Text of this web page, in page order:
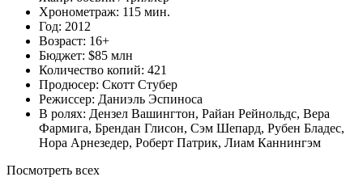
Хронометраж: 115 мин.
Год: 2012
Возраст: 16+
Бюджет: $85 млн
Количество копий: 421
Продюсер: Скотт Стубер
Режиссер: Даниэль Эспиноса
В ролях: Дензел Вашингтон, Райан Рейнольдс, Вера
Фармига, Брендан Глисон, Сэм Шепард, Рубен Бладес,
Нора Арнезедер, Роберт Патрик, Лиам Каннингэм
Посмотреть всех